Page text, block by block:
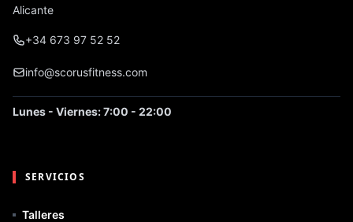
Alicante
+34 673 97 52 52
info@scorusfitness.com
Lunes - Viernes: 7:00 - 22:00
SERVICIOS
Talleres